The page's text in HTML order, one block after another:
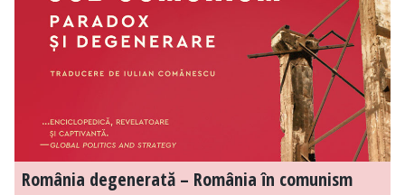
România degenerată – România în comunism